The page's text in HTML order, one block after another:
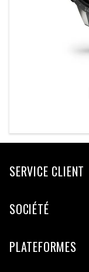
SERVICE CLIENT
SOCIÉTÉ
PLATEFORMES